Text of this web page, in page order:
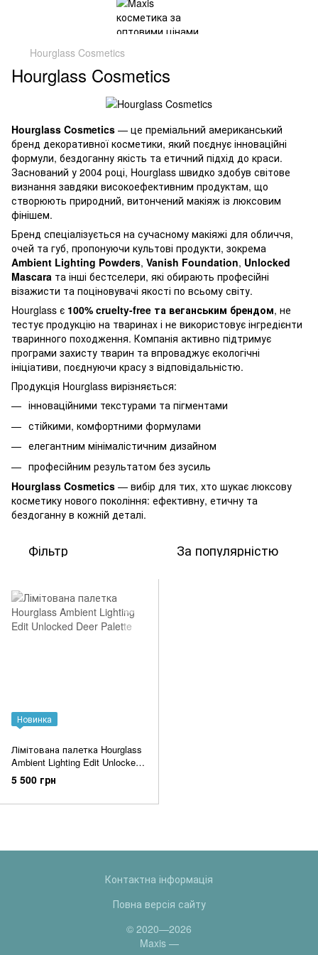
Hourglass Cosmetics
Hourglass Cosmetics
Hourglass Cosmetics — це преміальний американський
бренд декоративної косметики, який поєднує інноваційні
формули, бездоганну якість та етичний підхід до краси.
Заснований у 2004 році, Hourglass швидко здобув світове
визнання завдяки високоефективним продуктам, що
створюють природний, витончений макіяж із люксовим
фінішем.
Бренд спеціалізується на сучасному макіяжі для обличчя,
очей та губ, пропонуючи культові продукти, зокрема
Ambient Lighting Powders, Vanish Foundation, Unlocked
Mascara та інші бестселери, які обирають професійні
візажисти та поціновувачі якості по всьому світу.
Hourglass є 100% cruelty-free та веганським брендом, не
тестує продукцію на тваринах і не використовує інгредієнти
тваринного походження. Компанія активно підтримує
програми захисту тварин та впроваджує екологічні
ініціативи, поєднуючи красу з відповідальністю.
Продукція Hourglass вирізняється:
інноваційними текстурами та пігментами
стійкими, комфортними формулами
елегантним мінімалістичним дизайном
професійним результатом без зусиль
Hourglass Cosmetics — вибір для тих, хто шукає люксову
косметику нового покоління: ефективну, етичну та
бездоганну в кожній деталі.
Фільтр За популярністю
Новинка
Лімітована палетка Hourglass
Ambient Lighting Edit Unlocked
Deer Palette
5 500 грн
Контактна інформація
Повна версія сайту
© 2020—2026
Maxis —